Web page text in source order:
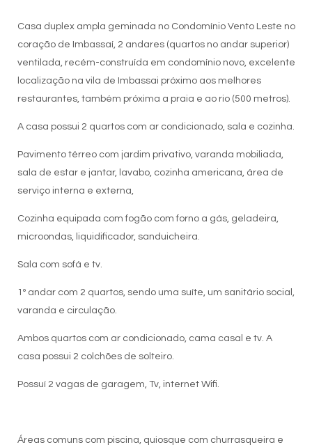
Casa duplex ampla geminada no Condomínio Vento Leste no
coração de Imbassaí, 2 andares (quartos no andar superior)
ventilada, recém-construída em condomínio novo, excelente
localização na vila de Imbassai próximo aos melhores
restaurantes, também próxima a praia e ao rio (500 metros).
A casa possui 2 quartos com ar condicionado, sala e cozinha.
Pavimento térreo com jardim privativo, varanda mobiliada,
sala de estar e jantar, lavabo, cozinha americana, área de
serviço interna e externa,
Cozinha equipada com fogão com forno a gás, geladeira,
microondas, liquidificador, sanduicheira.
Sala com sofá e tv.
1º andar com 2 quartos, sendo uma suíte, um sanitário social,
varanda e circulação.
Ambos quartos com ar condicionado, cama casal e tv. A
casa possui 2 colchões de solteiro.
Possuí 2 vagas de garagem, Tv, internet Wifi.
Áreas comuns com piscina, quiosque com churrasqueira e